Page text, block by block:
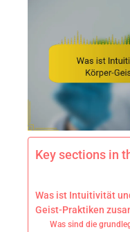
Key sections in
Was ist Intuitivität
Geist-Praktiken
Was sind die